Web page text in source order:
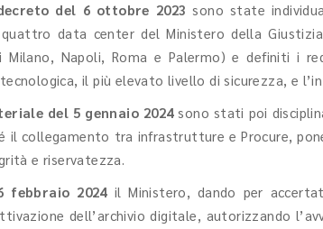
del 6 ottobre 2023 sono state
data center del Ministero della
Napoli, Roma e Palermo) e definiti i
il più elevato livello di sicurezza, e
del 5 gennaio 2024sono stati poi
il collegamento tra infrastrutture e Procure,
e riservatezza.
febbraio 2024 il Ministero, dando per
dell’archivio digitale, autorizzando